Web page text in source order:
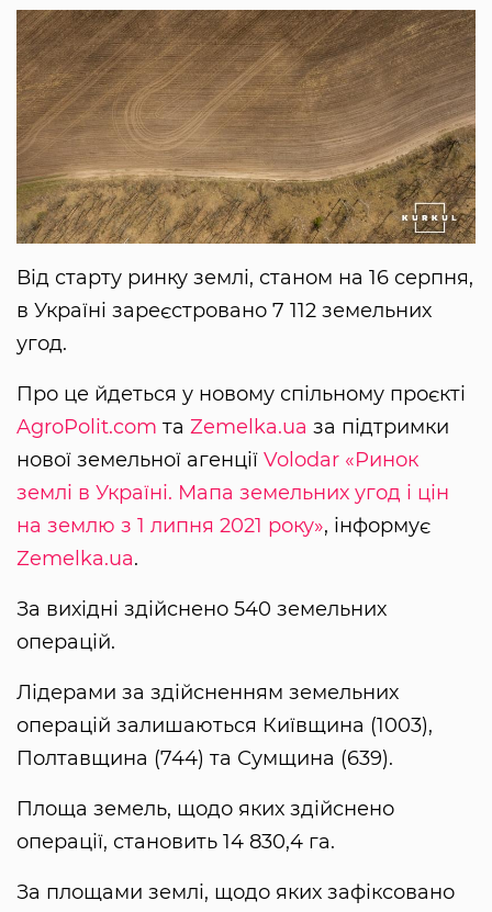
Від старту ринку землі, станом на 16 серпня,
в Україні зареєстровано 7 112 земельних
угод.
Про це йдеться у новому спільному проєкті
AgroPolit.com та Zemelka.ua за підтримки
нової земельної агенції Volodar «Ринок
землі в Україні. Мапа земельних угод і цін
на землю з 1 липня 2021 року», інформує
Zemelka.ua.
За вихідні здійснено 540 земельних
операцій.
Лідерами за здійсненням земельних
операцій залишаються Київщина (1003),
Полтавщина (744) та Сумщина (639).
Площа земель, щодо яких здійснено
операції, становить 14 830,4 га.
За площами землі, щодо яких зафіксовано